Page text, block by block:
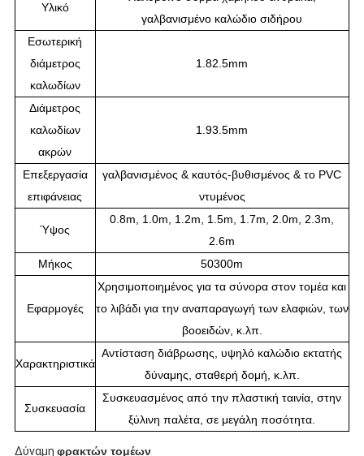
Υλικό
γαλβανισμένο καλώδιο σιδήρου
Εσωτερική
διάμετρος
καλωδίων
1.82.5mm
Διάμετρος
καλωδίων
ακρών
1.93.5mm
Επεξεργασία
επιφάνειας
γαλβανισμένος & καυτός-βυθισμένος & το PVC
ντυμένος
Ύψος
0.8m, 1.0m, 1.2m, 1.5m, 1.7m, 2.0m, 2.3m,
2.6m
Μήκος
50300m
Εφαρμογές
Χρησιμοποιημένος για τα σύνορα στον τομέα και
το λιβάδι για την αναπαραγωγή των ελαφιών, των
βοοειδών, κ.λπ.
Χαρακτηριστικά
Αντίσταση διάβρωσης, υψηλό καλώδιο εκτατής
δύναμης, σταθερή δομή, κ.λπ.
Συσκευασία
Συσκευασμένος από την πλαστική ταινία, στην
ξύλινη παλέτα, σε μεγάλη ποσότητα.
Δύναμη φρακτών τομέων